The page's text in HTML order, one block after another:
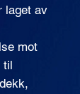
laget av
mot
til